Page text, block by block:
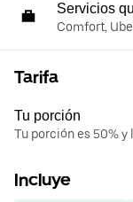
Servicios
Comfort,
Tarifa
Tu porción
Tu porción es 50%
Incluye